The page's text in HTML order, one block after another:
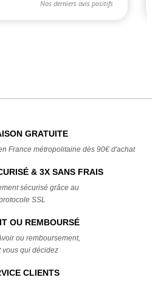
GRATUITE
France métropolitaine dès 90€ d'achat
& 3X SANS FRAIS
sécurisé grâce au
SSL
OU REMBOURSÉ
ou remboursement,
vous qui décidez
CLIENTS